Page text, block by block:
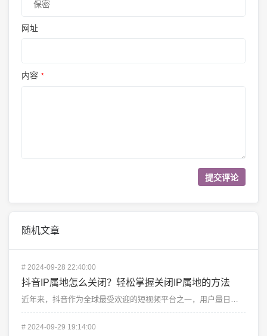
网址
内容 *
随机文章
# 2024-09-28 22:40:00
抖音IP属地怎么关闭？轻松掌握关闭IP属地的方法
近年来，抖音作为全球最受欢迎的短视频平台之一，用户量日益增长。随着用户活跃度的提升，抖音也在不断推出...
# 2024-09-29 19:14:00